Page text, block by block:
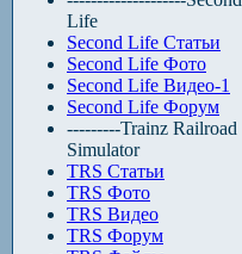
Life
Second Life Статьи
Second Life Фото
Second Life Видео-1
Second Life Форум
---------Trainz Railroad
Simulator
TRS Статьи
TRS Фото
TRS Видео
TRS Форум